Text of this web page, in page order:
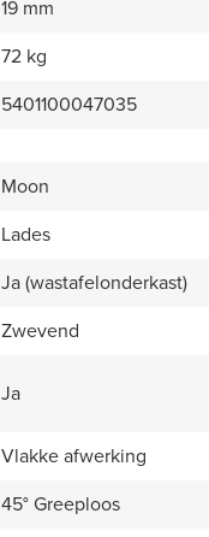
19 mm
72 kg
5401100047035
Moon
Lades
Ja (wastafelonderkast)
Zwevend
Ja
Vlakke afwerking
45° Greeploos